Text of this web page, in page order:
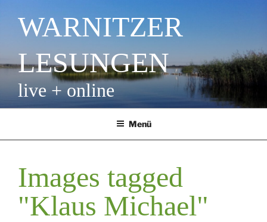
Inhalt
springenWARNITZER
LESUNGEN
live + online
Menü
Images tagged
"Klaus Michael"